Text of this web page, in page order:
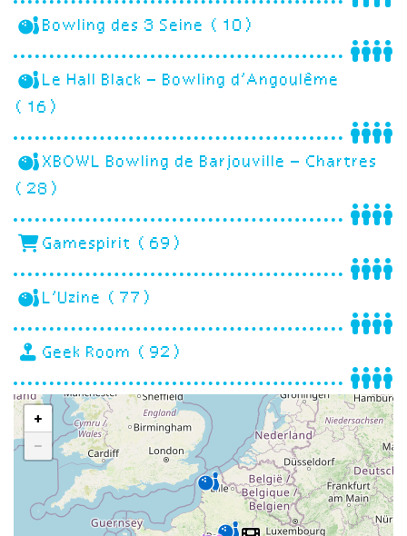
Bowling des 3 Seine (10)
Le Hall Black – Bowling d’Angoulême
(16)
XBOWL Bowling de Barjouville – Chartres
(28)
Gamespirit (69)
L’Uzine (77)
Geek Room (92)
+
−